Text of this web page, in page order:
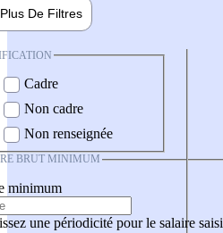
Plus De Filtres
Cadre
Non cadre
Non renseignée
BRUT MINIMUM
minimum
une périodicité pour le salaire saisi